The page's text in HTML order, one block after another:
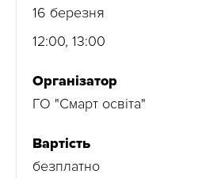
16 березня
12:00, 13:00
Організатор
ГО "Смарт освіта"
Вартість
безплатно